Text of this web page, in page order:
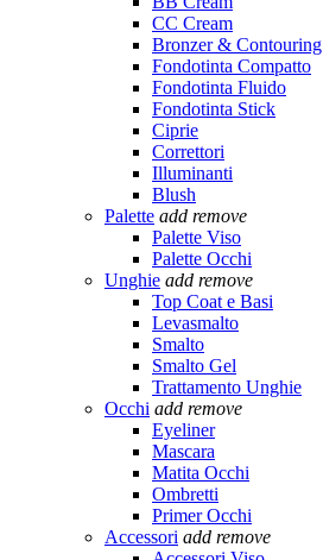
CC Cream
Bronzer & Contouring
Fondotinta Compatto
Fondotinta Fluido
Fondotinta Stick
Ciprie
Correttori
Illuminanti
Blush
Palette add remove
Palette Viso
Palette Occhi
Unghie add remove
Top Coat e Basi
Levasmalto
Smalto
Smalto Gel
Trattamento Unghie
Occhi add remove
Eyeliner
Mascara
Matita Occhi
Ombretti
Primer Occhi
Accessori add remove